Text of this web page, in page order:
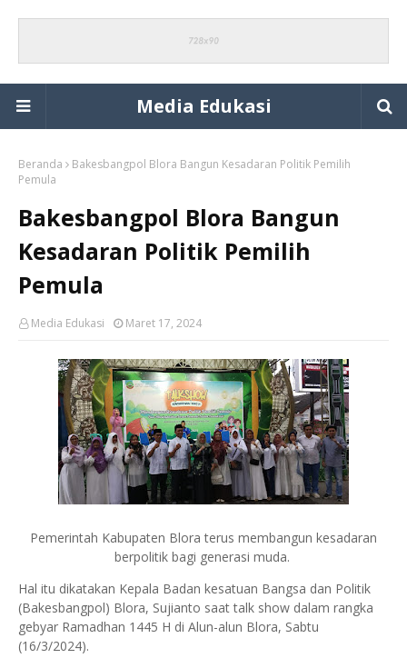
Media Edukasi
Beranda
Bakesbangpol Blora Bangun Kesadaran Politik Pemilih
Pemula
Bakesbangpol Blora Bangun
Kesadaran Politik Pemilih
Pemula
Media Edukasi Maret 17, 2024
Pemerintah Kabupaten Blora terus membangun kesadaran
berpolitik bagi generasi muda.
Hal itu dikatakan Kepala Badan kesatuan Bangsa dan Politik
(Bakesbangpol) Blora, Sujianto saat talk show dalam rangka
gebyar Ramadhan 1445 H di Alun-alun Blora, Sabtu
(16/3/2024).